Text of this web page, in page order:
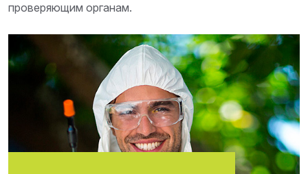
проверяющим органам.